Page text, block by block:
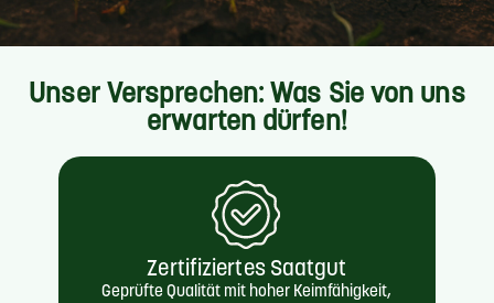
Unser Versprechen: Was Sie von uns
erwarten dürfen!
Zertifiziertes Saatgut
Geprüfte Qualität mit hoher Keimfähigkeit,